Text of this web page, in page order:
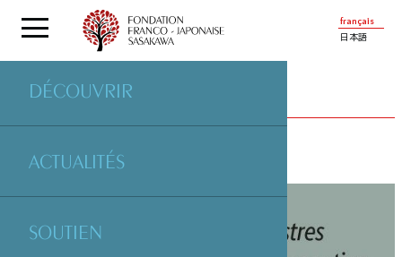
français
日本語
DÉCOUVRIR
ACTUALITÉS
SOUTIEN
PROJETSSOUTENUS PAR LA FONDATION